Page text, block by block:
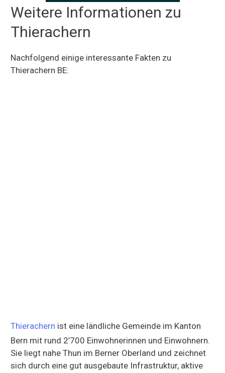
Weitere Informationen zu
Thierachern
Nachfolgend einige interessante Fakten zu
Thierachern BE:
Thierachern ist eine ländliche Gemeinde im Kanton
Bern mit rund 2’700 Einwohnerinnen und Einwohnern.
Sie liegt nahe Thun im Berner Oberland und zeichnet
sich durch eine gut ausgebaute Infrastruktur, aktive